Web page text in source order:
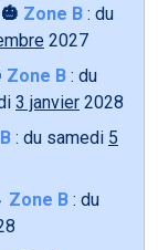
Zone B : du
2027
Zone B : du
3 janvier 2028
: du samedi 5
Zone B : du